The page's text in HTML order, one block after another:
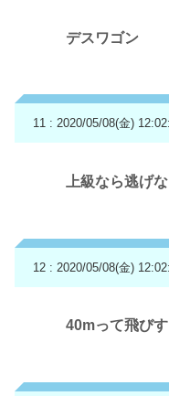
デスワゴン
11 : 2020/05/08(金)
上級なら逃げ
12 : 2020/05/08(金)
40mって飛び